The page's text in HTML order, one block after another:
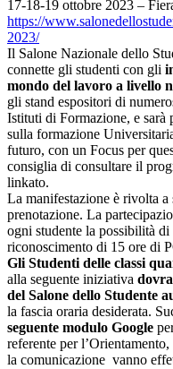
17-18-19 ottobre 2023 –
https://www.
2023/
Il Salone Nazionale dello
connette gli studenti con gli
mondo del lavoro a livello
gli stand espositori di
Istituti di Formazione, e sarà
sulla formazione
futuro, con un Focus per
consiglia di consultare il
linkato.
La manifestazione è rivolta
prenotazione. La
ogni studente la possibilità
riconoscimento di 15 ore di
Gli Studenti delle classi
alla seguente iniziativa
del Salone dello Studente
la fascia oraria desiderata.
seguente modulo Google
referente per
la comunicazione vanno